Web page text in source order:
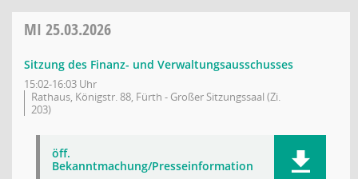
MI 25.03.2026
Sitzung des Finanz- und Verwaltungsausschusses
15:02-16:03 Uhr
Rathaus, Königstr. 88, Fürth - Großer Sitzungssaal (Zi.
203)
öff.
Bekanntmachung/Presseinformation